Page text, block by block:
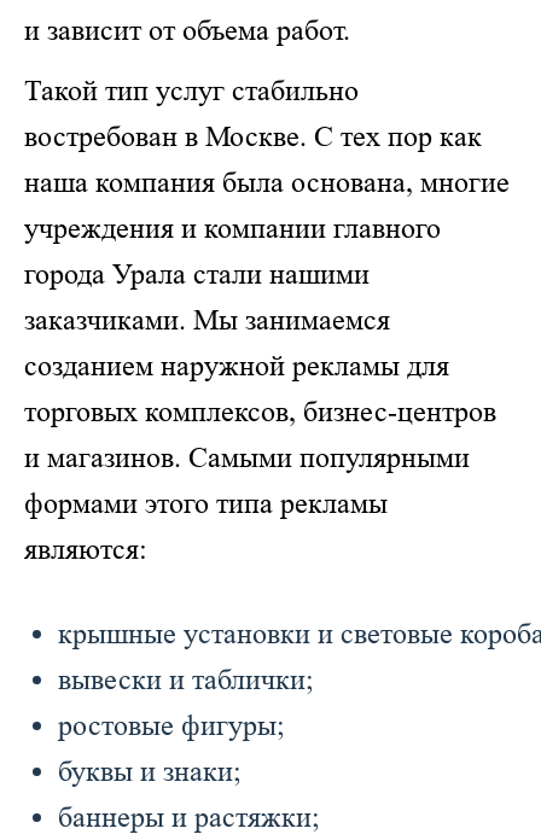
и зависит от объема работ.
Такой тип услуг стабильно
востребован в Москве. С тех пор как
наша компания была основана, многие
учреждения и компании главного
города Урала стали нашими
заказчиками. Мы занимаемся
созданием наружной рекламы для
торговых комплексов, бизнес-центров
и магазинов. Самыми популярными
формами этого типа рекламы
являются:
крышные установки и световые
вывески и таблички;
ростовые фигуры;
буквы и знаки;
баннеры и растяжки;